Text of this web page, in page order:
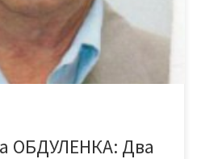
Перемоги направилися до
[…]
ОБДУЛЕНКА: Два